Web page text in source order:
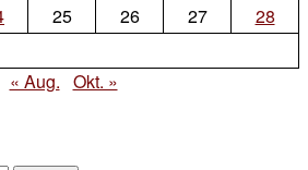
25 26 27
28
« Aug. Okt. »